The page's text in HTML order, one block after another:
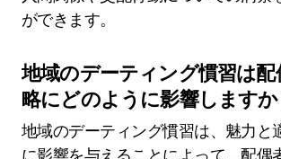
ができます。
地域のデーティング慣習は配
略にどのように影響しますか
地域のデーティング慣習は、魅力と
に影響を与えることによって、配偶